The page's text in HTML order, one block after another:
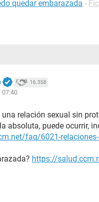
quedar embarazada -
16.358
07:40
una relación sexual sin
absoluta, puede ocurrir,
faq/6021-
https://